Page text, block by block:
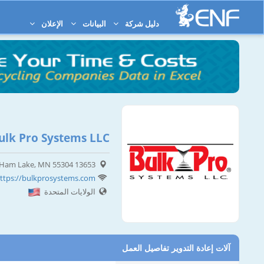
دليل شركة البيانات الإعلان
Pro Systems LLC
13653 Johnson St NE, Ham Lake, MN 55304
bulkprosystems.com
الولايات المتحدة
آلات إعادة التدوير تفاصيل العمل